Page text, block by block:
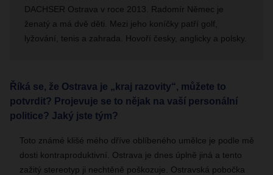
DACHSER Ostrava v roce 2013. Radomír Němec je
ženatý a má dvě děti. Mezi jeho koníčky patří golf,
lyžování, tenis a zahrada. Hovoří česky, anglicky a polsky.
Říká se, že Ostrava je „kraj razovity“, můžete to
potvrdit? Projevuje se to nějak na vaší personální
politice? Jaký jste tým?
Toto známé klišé mého dříve oblíbeného umělce je podle mě
dosti kontraproduktivní. Ostrava je dnes úplně jiná a tento
zažitý stereotyp ji nechtěně poškozuje. Ostravská pobočka